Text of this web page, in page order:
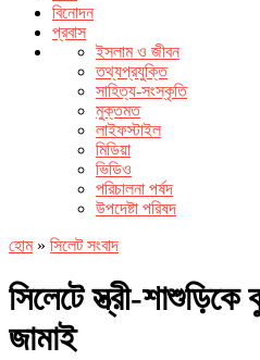
বিনোদন
প্রবাস
ইসলাম ও জীবন
তথ্যপ্রযুক্তি
সাহিত্য-সংস্কৃতি
মুক্তমত
লাইফস্টাইল
মিডিয়া
ভিডিও
পরিচালনা পর্ষদ
উপদেষ্টা পরিষদ
হোম» সিলেট সংবাদ
সিলেটে স্ত্রী-
জামাই